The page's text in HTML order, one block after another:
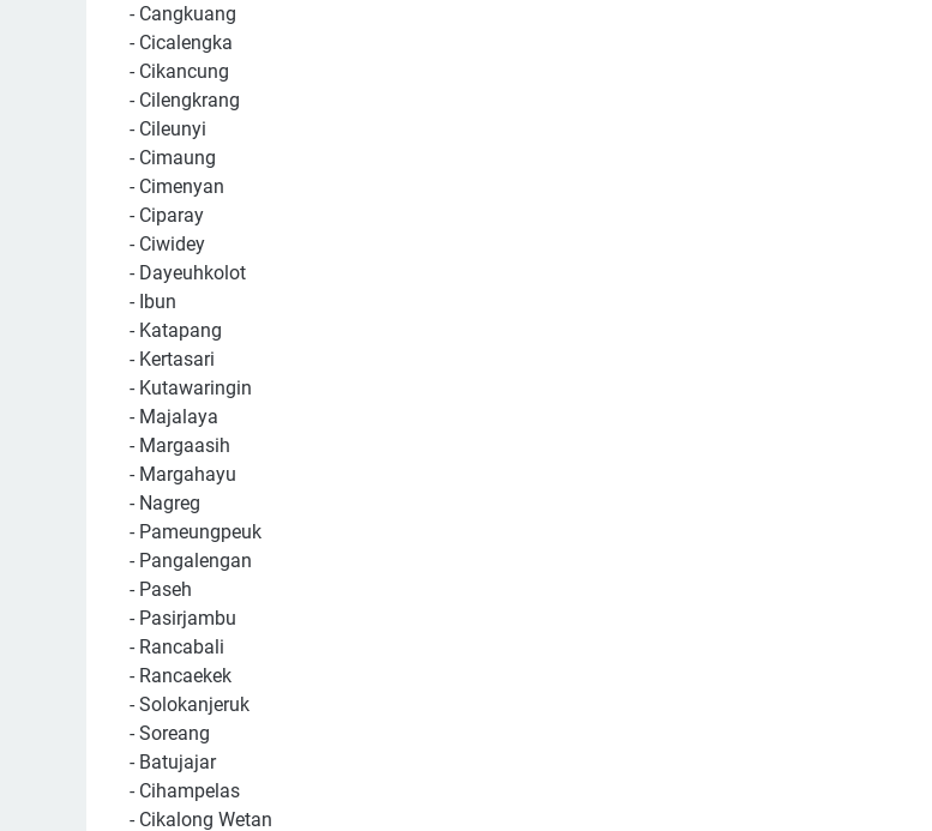
- Cangkuang
- Cicalengka
- Cikancung
- Cilengkrang
- Cileunyi
- Cimaung
- Cimenyan
- Ciparay
- Ciwidey
- Dayeuhkolot
- Ibun
- Katapang
- Kertasari
- Kutawaringin
- Majalaya
- Margaasih
- Margahayu
- Nagreg
- Pameungpeuk
- Pangalengan
- Paseh
- Pasirjambu
- Rancabali
- Rancaekek
- Solokanjeruk
- Soreang
- Batujajar
- Cihampelas
- Cikalong Wetan